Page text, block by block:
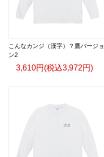
こんなカンジ（漢字）？鷹バージョ
ン2
3,610円(税込3,972円)